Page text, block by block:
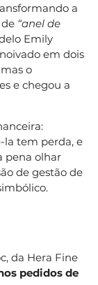
a
“anel de
Emily
em dois
o
e chegou a
la tem perda, e
pena olhar
de gestão de
da Hera Fine
pedidos de